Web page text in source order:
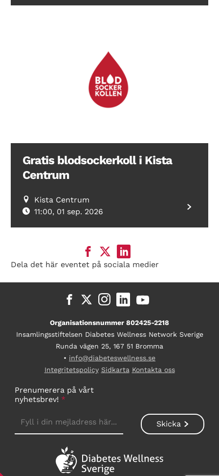
Gratis blodsockerkoll i Kista
Centrum
Kista Centrum
11:00, 01 sep. 2026
Dela det här eventet på sociala medier
Organisationsnummer 802425-2218
Insamlingsstiftelsen Diabetes Wellness Network Sverige
Runda vägen 25, 167 51 Bromma
• info@diabeteswellness.se
Integritetspolicy Sidkarta Kontakta oss
Prenumerera på vårt
nyhetsbrev! *